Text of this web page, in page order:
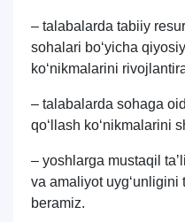
– talabalarda tabiiy
sohalari bo‘yicha
ko‘nikmalarini
– talabalarda sohaga
qo‘llash ko‘nikmalarini
– yoshlarga mustaqil
va amaliyot uyg‘unligini
beramiz.